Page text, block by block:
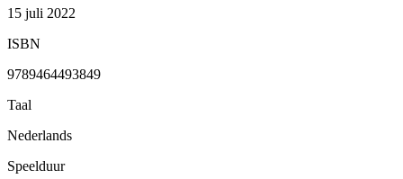
15 juli 2022
ISBN
9789464493849
Taal
Nederlands
Speelduur